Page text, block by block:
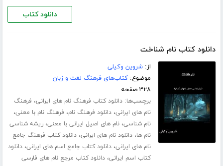
دانلود کتاب
دانلود کتاب نام شناخت
از:شروین وکیلی
موضوع:کتاب‌های فرهنگ لغت و زبان
۳۲۸ صفحه
برچسب‌ها:دانلود کتاب فرهنگ نام های ایرانی، فرهنگ
نام های ایرانی،دانلود فرهنگ نام، فرهنگ نام با معنی،
نام شناسی،نام های اصیل ایرانی با معنی،ریشه شناسی
نام ها،دانلود نام های ایرانی،دانلود کتاب فرهنگ جامع
نام های ایرانی،دانلود کتاب جامع اسم های ایرانی،دانلود
کتاب اسم ایرانی،دانلود کتاب مرجع نام های فارسی